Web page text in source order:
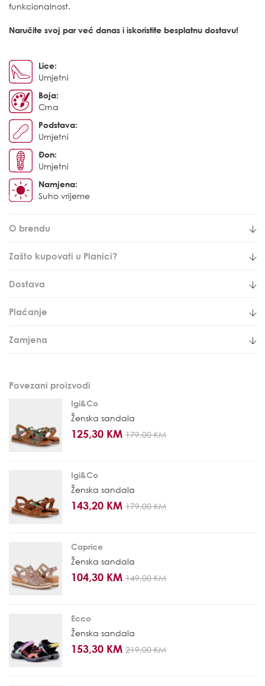
funkcionalnost.
Naručite svoj par već danas i iskoristite besplatnu dostavu!
Lice:
Umjetni
Boja:
Crna
Podstava:
Umjetni
Đon:
Umjetni
Namjena:
Suho vrijeme
O brendu
Zašto kupovati u Planici?
Dostava
Plaćanje
Zamjena
Povezani proizvodi
Igi&Co
Ženska sandala
125,30 KM 179,00 KM
Igi&Co
Ženska sandala
143,20 KM 179,00 KM
Caprice
Ženska sandala
104,30 KM 149,00 KM
Ecco
Ženska sandala
153,30 KM 219,00 KM